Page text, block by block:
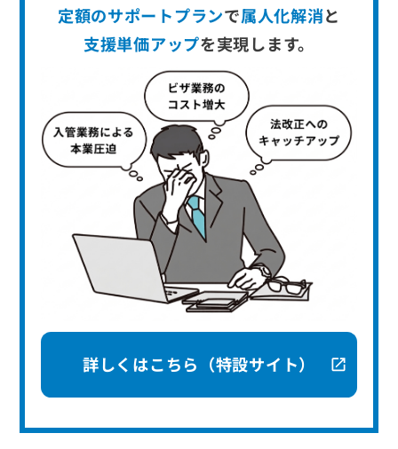
定額のサポートプランで属人化解消と
支援単価アップを実現します。
詳しくはこちら（特設サイト）